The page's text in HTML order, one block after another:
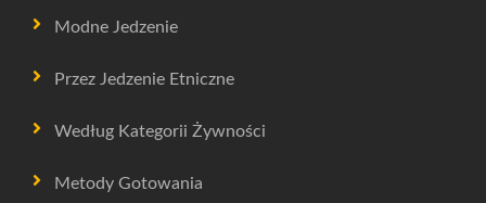
Modne Jedzenie
Przez Jedzenie Etniczne
Według Kategorii Żywności
Metody Gotowania